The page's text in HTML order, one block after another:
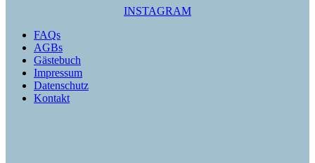
INSTAGRAM
FAQs
AGBs
Gästebuch
Impressum
Datenschutz
Kontakt